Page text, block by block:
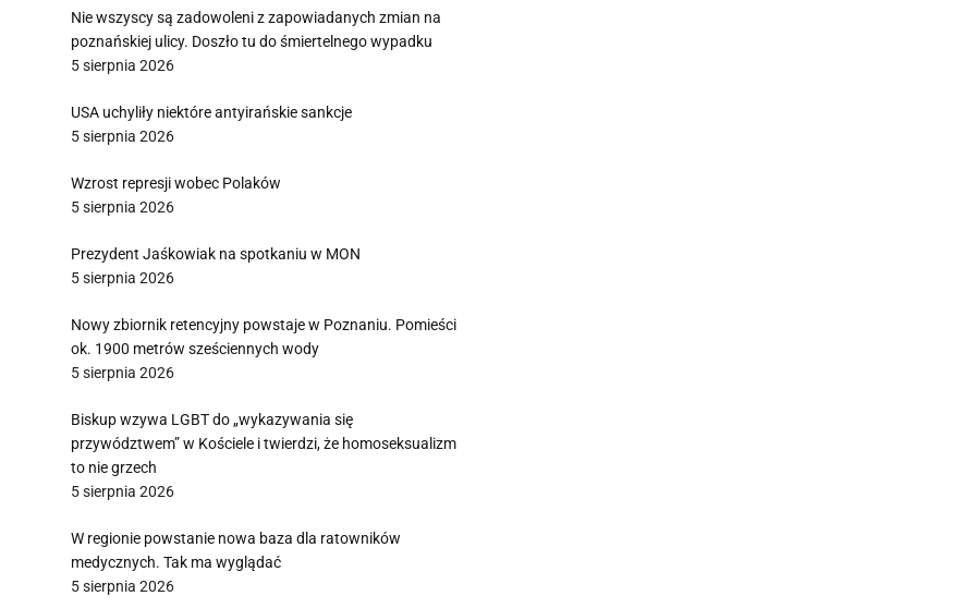
Nie wszyscy są zadowoleni z zapowiadanych zmian na
poznańskiej ulicy. Doszło tu do śmiertelnego wypadku
5 sierpnia 2026
USA uchyliły niektóre antyirańskie sankcje
5 sierpnia 2026
Wzrost represji wobec Polaków
5 sierpnia 2026
Prezydent Jaśkowiak na spotkaniu w MON
5 sierpnia 2026
Nowy zbiornik retencyjny powstaje w Poznaniu. Pomieści
ok. 1900 metrów sześciennych wody
5 sierpnia 2026
Biskup wzywa LGBT do „wykazywania się
przywództwem” w Kościele i twierdzi, że homoseksualizm
to nie grzech
5 sierpnia 2026
W regionie powstanie nowa baza dla ratowników
medycznych. Tak ma wyglądać
5 sierpnia 2026